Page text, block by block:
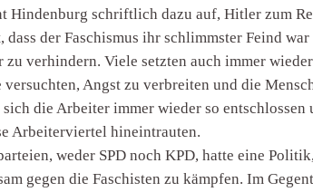
Hindenburg schriftlich dazu auf, Hitler zum
der Faschismus ihr schlimmster Feind
verhindern. Viele setzten auch immer
Angst zu verbreiten und die
die Arbeiter immer wieder so
Arbeiterviertel hineintrauten.
weder SPD noch KPD, hatte eine
gegen die Faschisten zu kämpfen. Im